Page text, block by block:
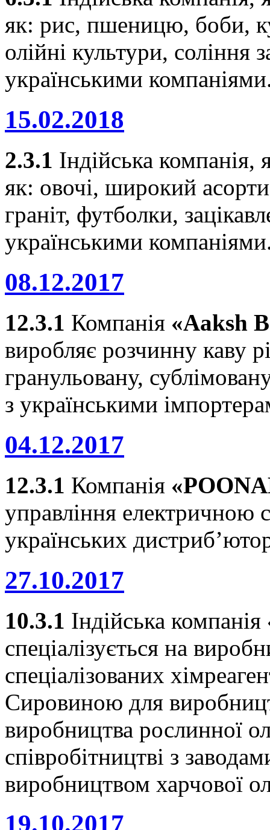
як: рис, пшеницю, боби,
олійні культури, соління
українськими
15.02.2018
2.3.1 Індійська компанія,
як: овочі, широкий
граніт, футболки,
українськими
08.12.2017
12.3.1 Компанія «Aaksh
виробляє розчинну каву
гранульовану,
з українськими
04.12.2017
12.3.1 Компанія
управління електричною
українських
27.10.2017
10.3.1 Індійська компанія
спеціалізується на
спеціалізованих
Сировиною для
виробництва рослинної
співробітництві з
виробництвом харчової
19.10.2017